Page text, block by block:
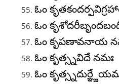
ఓం
ఓం
ఓం కృపణావనాయ
ఓం కృత్స్నవిదే నమః
ఓం